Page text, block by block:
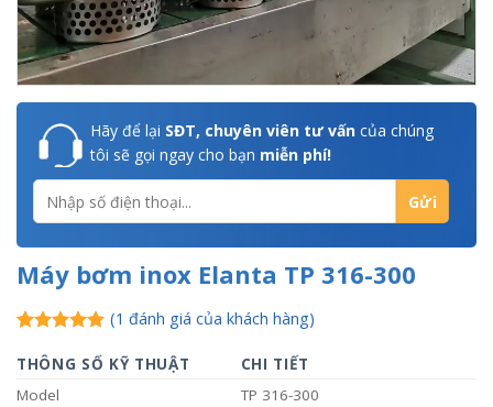
Hãy để lại SĐT, chuyên viên tư vấn của chúng
tôi sẽ gọi ngay cho bạn miễn phí!
Máy bơm inox Elanta TP 316-300
dựa trên
(1 đánh giá của khách hàng)
THÔNG SỐ KỸ THUẬT
CHI TIẾT
Model
TP 316-300